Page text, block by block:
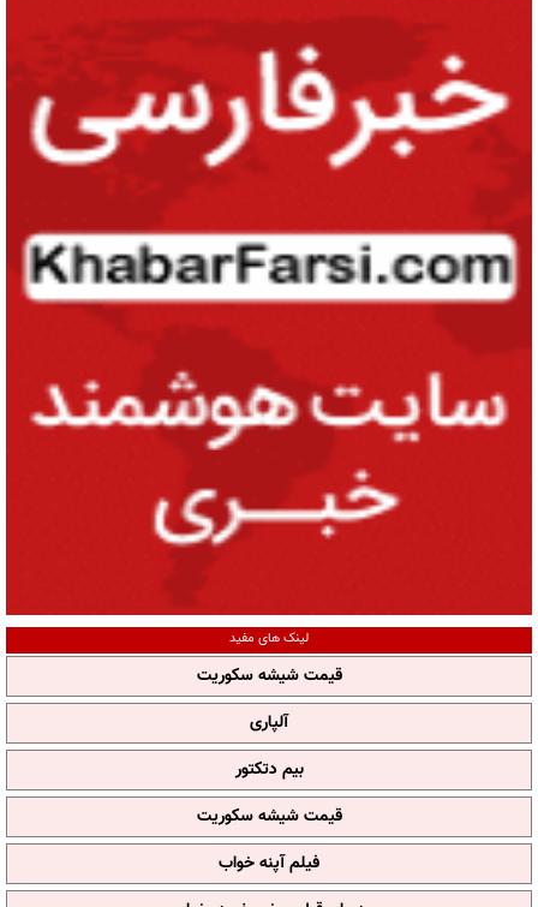
لینک های مفید
قیمت شیشه سکوریت
آلپاری
بیم دتکتور
قیمت شیشه سکوریت
فیلم آپنه خواب